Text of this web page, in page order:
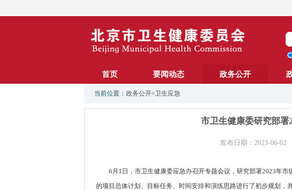
首页 要闻动态 政务公开
当前位置： 政务公开>卫生应急
市卫生健康委研究部
发布日期：2023-06-02
6月1日，市卫生健康委应急办召开专题会议，研究部署2023年
的项目总体计划、目标任务、时间安排和演练思路进行了初步规划